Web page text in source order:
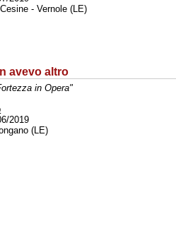
- Vernole (LE)
avevo altro
in Opera"
2019
(LE)